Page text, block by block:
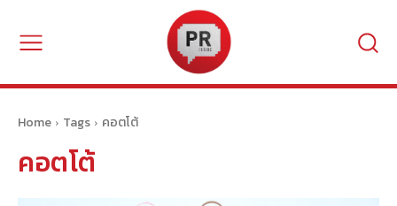
Home Tags คอตโต้
คอตโต้